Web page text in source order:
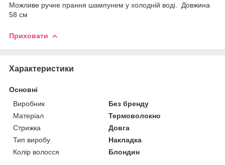
Можливе ручне прання шампунем у холодній воді. Довжина
58 см
Приховати
Характеристики
Основні
Виробник
Без бренду
Матеріал
Термоволокно
Стрижка
Довга
Тип виробу
Накладка
Колір волосся
Блондин